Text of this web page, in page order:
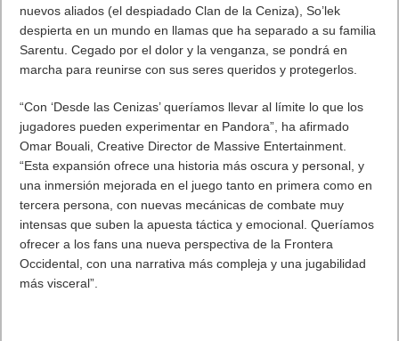
nuevos aliados (el despiadado Clan de la Ceniza), So’lek
despierta en un mundo en llamas que ha separado a su familia
Sarentu. Cegado por el dolor y la venganza, se pondrá en
marcha para reunirse con sus seres queridos y protegerlos.
“Con ‘Desde las Cenizas’ queríamos llevar al límite lo que los
jugadores pueden experimentar en Pandora”, ha afirmado
Omar Bouali, Creative Director de Massive Entertainment.
“Esta expansión ofrece una historia más oscura y personal, y
una inmersión mejorada en el juego tanto en primera como en
tercera persona, con nuevas mecánicas de combate muy
intensas que suben la apuesta táctica y emocional. Queríamos
ofrecer a los fans una nueva perspectiva de la Frontera
Occidental, con una narrativa más compleja y una jugabilidad
más visceral”.